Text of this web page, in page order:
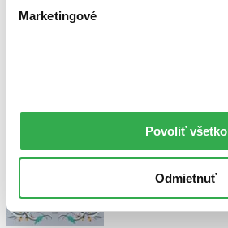
Marketingové
Povoliť všetko
Odmietnuť
07.06.2026 16:38